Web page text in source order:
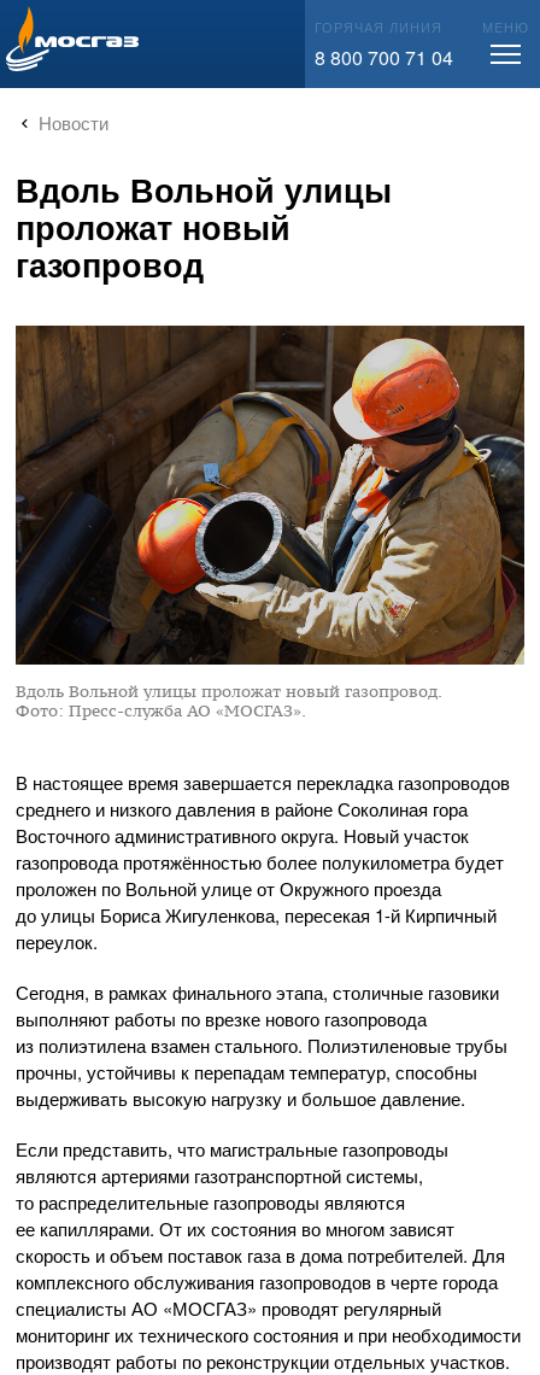
info@mos-gaz.ru ГОРЯЧАЯ ЛИНИЯ
8 800 700 71 04
МЕНЮ
Новости
Вдоль Вольной улицы
проложат новый
газопровод
Вдоль Вольной улицы проложат новый газопровод.
Фото: Пресс-служба АО «МОСГАЗ».
В настоящее время завершается перекладка газопроводов
среднего и низкого давления в районе Соколиная гора
Восточного административного округа. Новый участок
газопровода протяжённостью более полукилометра будет
проложен по Вольной улице от Окружного проезда
до улицы Бориса Жигуленкова, пересекая 1-й Кирпичный
переулок.
Сегодня, в рамках финального этапа, столичные газовики
выполняют работы по врезке нового газопровода
из полиэтилена взамен стального. Полиэтиленовые трубы
прочны, устойчивы к перепадам температур, способны
выдерживать высокую нагрузку и большое давление.
Если представить, что магистральные газопроводы
являются артериями газотранспортной системы,
то распределительные газопроводы являются
ее капиллярами. От их состояния во многом зависят
скорость и объем поставок газа в дома потребителей. Для
комплексного обслуживания газопроводов в черте города
специалисты АО «МОСГАЗ» проводят регулярный
мониторинг их технического состояния и при необходимости
производят работы по реконструкции отдельных участков.